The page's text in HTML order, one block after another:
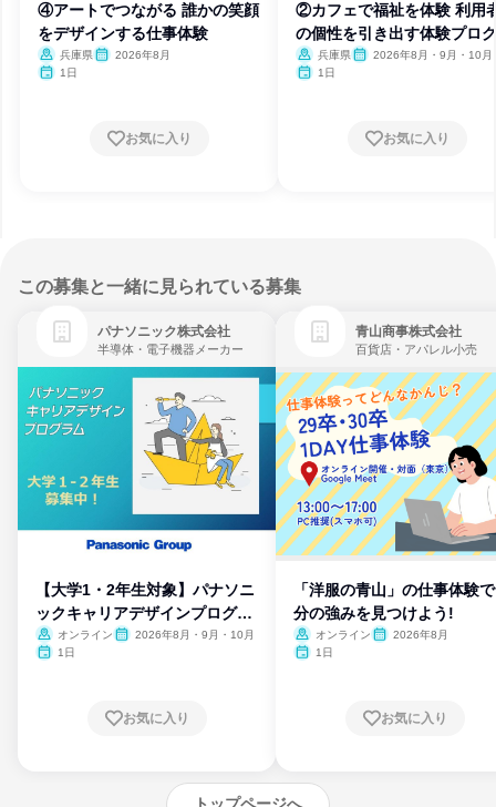
④アートでつながる 誰かの笑顔
をデザインする仕事体験
兵庫県
2026年8月
1日
お気に入り
②カフェで福祉を体験 利用
の個性を引き出す体験プロ
ム 兵庫県
2026年8月・9月・10月
1日
お気に入り
この募集と一緒に見られている募集
パナソニック株式会社
半導体・電子機器メーカー
【大学1・2年生対象】パナソニ
ックキャリアデザインプログラ
ム
オンライン
2026年8月・9月・10月
1日
お気に入り
青山商事株式会社
百貨店・アパレル小売
「洋服の青山」の仕事体験
分の強みを見つけよう!
オンライン
2026年8月
1日
お気に入り